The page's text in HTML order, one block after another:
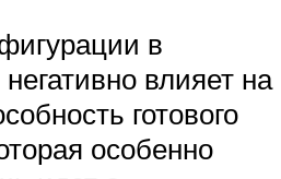
в
влияет на
готового
особенно